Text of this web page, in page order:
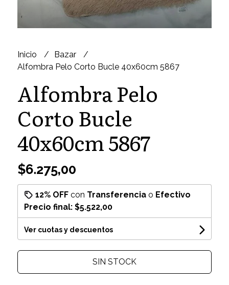
Inicio
Bazar
Alfombra Pelo Corto Bucle 40x60cm 5867
Alfombra Pelo
Corto Bucle
40x60cm 5867
$6.275,00
12% OFFcon Transferenciao Efectivo
Precio final: $5.522,00
Ver cuotas y descuentos
SIN STOCK